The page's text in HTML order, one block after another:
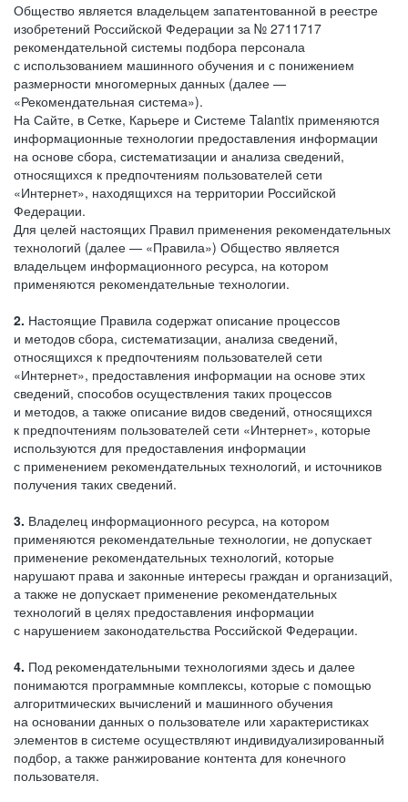
Общество является владельцем запатентованной в реестре
изобретений Российской Федерации за № 2711717
рекомендательной системы подбора персонала
с использованием машинного обучения и с понижением
размерности многомерных данных (далее —
«Рекомендательная система»).
На Сайте, в Сетке, Карьере и Системе Talantix применяются
информационные технологии предоставления информации
на основе сбора, систематизации и анализа сведений,
относящихся к предпочтениям пользователей сети
«Интернет», находящихся на территории Российской
Федерации.
Для целей настоящих Правил применения рекомендательных
технологий (далее — «Правила») Общество является
владельцем информационного ресурса, на котором
применяются рекомендательные технологии.
2. Настоящие Правила содержат описание процессов
и методов сбора, систематизации, анализа сведений,
относящихся к предпочтениям пользователей сети
«Интернет», предоставления информации на основе этих
сведений, способов осуществления таких процессов
и методов, а также описание видов сведений, относящихся
к предпочтениям пользователей сети «Интернет», которые
используются для предоставления информации
с применением рекомендательных технологий, и источников
получения таких сведений.
3. Владелец информационного ресурса, на котором
применяются рекомендательные технологии, не допускает
применение рекомендательных технологий, которые
нарушают права и законные интересы граждан и организаций,
а также не допускает применение рекомендательных
технологий в целях предоставления информации
с нарушением законодательства Российской Федерации.
4. Под рекомендательными технологиями здесь и далее
понимаются программные комплексы, которые с помощью
алгоритмических вычислений и машинного обучения
на основании данных о пользователе или характеристиках
элементов в системе осуществляют индивидуализированный
подбор, а также ранжирование контента для конечного
пользователя.